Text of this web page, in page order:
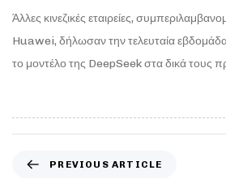
Άλλες κινεζικές εταιρείες,
Huawei, δήλωσαν την τελευταία
το μοντέλο της DeepSeek στα δικά τους
PREVIOUS ARTICLE